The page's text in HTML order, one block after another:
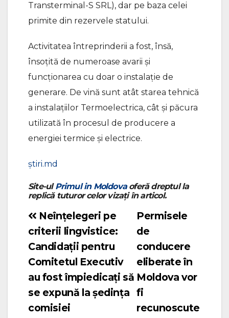
Transterminal-S SRL), dar pe baza celei
primite din rezervele statului.
Activitatea întreprinderii a fost, însă,
însoţită de numeroase avarii şi
funcţionarea cu doar o instalaţie de
generare. De vină sunt atât starea tehnică
a instalaţiilor Termoelectrica, cât şi păcura
utilizată în procesul de producere a
energiei termice şi electrice.
știri.md
Site-ulPrimul in Moldovaoferă dreptul la
replică tuturor celor vizați în articol.
Navigare
în
articole
Permisele
de
conducere
eliberate în
Moldova vor
fi
recunoscute
Neînțelegeri pe
criterii lingvistice:
Candidații pentru
Comitetul Executiv
au fost împiedicați să
se expună la ședința
comisiei